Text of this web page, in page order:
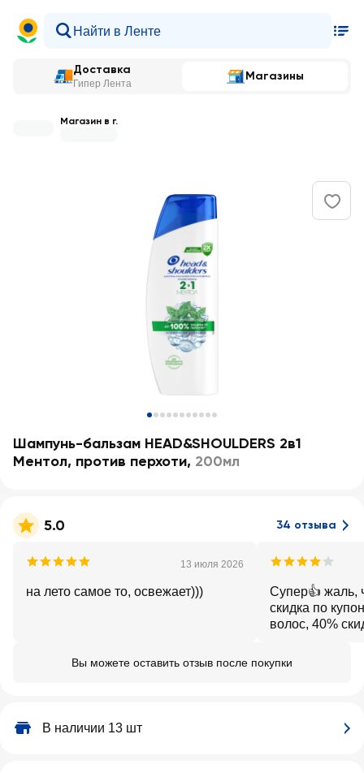
Доставка
Гипер Лента
Магазины
Магазин в г.
Шампунь-бальзам HEAD&SHOULDERS 2в1
Ментол, против перхоти, 200мл
5.0 34 отзыва
13 июля 2026
на лето самое то, освежает)))
Супер👍 жаль,
скидка по
волос, 40%
Вы можете оставить отзыв после покупки
В наличии 13 шт